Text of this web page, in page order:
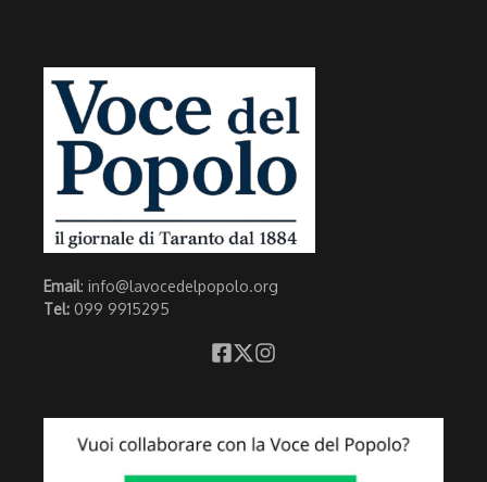
Email: info@lavocedelpopolo.org
Tel: 099 9915295